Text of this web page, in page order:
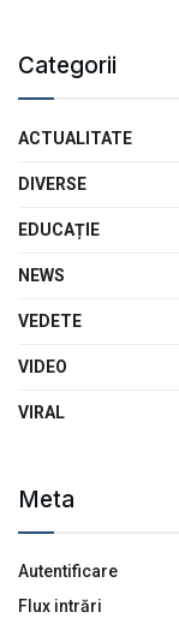
Categorii
ACTUALITATE
DIVERSE
EDUCAȚIE
NEWS
VEDETE
VIDEO
VIRAL
Meta
Autentificare
Flux intrări